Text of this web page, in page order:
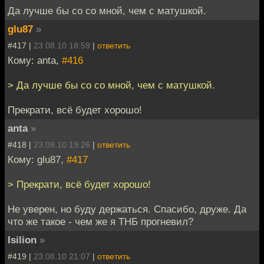
Да лучше бы со со мной, чем с матушкой.
glu87 »
#417 | 23.08.10 18:59 | ответить
Кому: anta, #416
> Да лучше бы со со мной, чем с матушкой.
Прекрати, всё будет хорошо!
anta »
#418 | 23.08.10 19:26 | ответить
Кому: glu87, #417
> Прекрати, всё будет хорошо!
Не уверен, но буду держаться. Спасибо, друже. Да
что же такое - чем же я ТНБ прогневил?
Isilion »
#419 | 23.08.10 21:07 | ответить